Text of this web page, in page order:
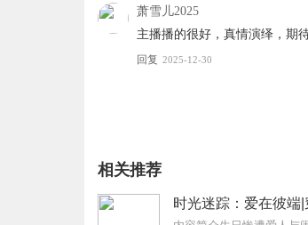
萧雪儿2025
主播播的很好，真情演绎，期
回复 2025-12-30
相关推荐
时光迷踪：爱在彼端